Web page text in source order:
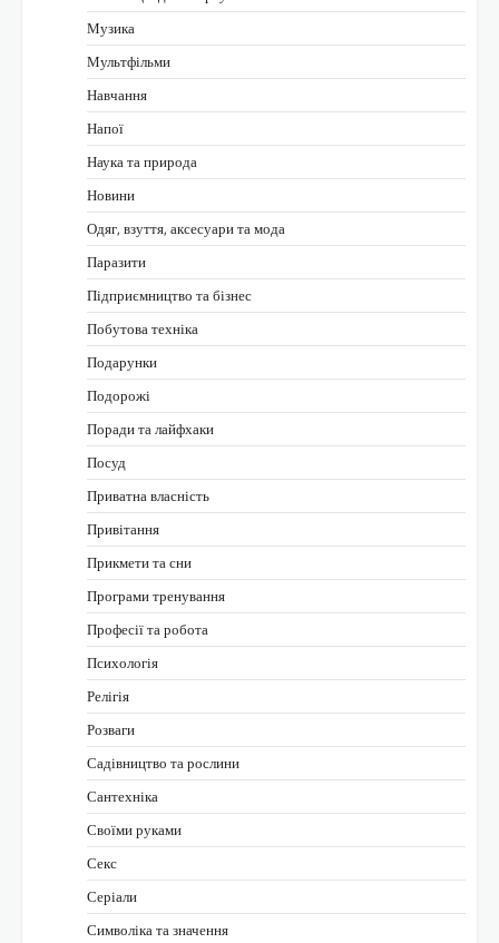
Музика
Мультфільми
Навчання
Напої
Наука та природа
Новини
Одяг, взуття, аксесуари та мода
Паразити
Підприємництво та бізнес
Побутова техніка
Подарунки
Подорожі
Поради та лайфхаки
Посуд
Приватна власність
Привітання
Прикмети та сни
Програми тренування
Професії та робота
Психологія
Релігія
Розваги
Садівництво та рослини
Сантехніка
Своїми руками
Секс
Серіали
Символіка та значення